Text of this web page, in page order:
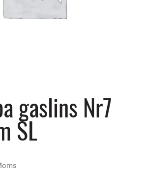
gaslins Nr7
SL